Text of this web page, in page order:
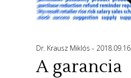
Dr. Krausz Miklós 2018.09.16.
A garancia